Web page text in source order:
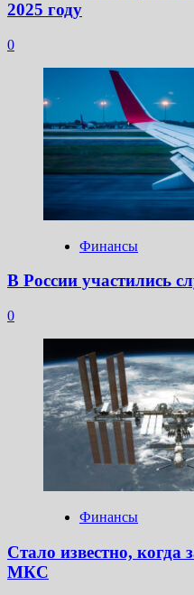
2025 году
0
Финансы
В России участились
0
Финансы
Стало известно, когда
МКС